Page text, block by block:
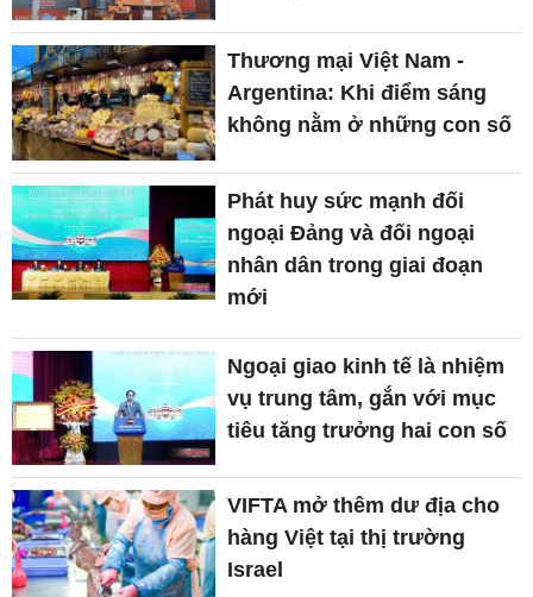
Thương mại Việt Nam -
Argentina: Khi điểm sáng
không nằm ở những con số
Phát huy sức mạnh đối
ngoại Đảng và đối ngoại
nhân dân trong giai đoạn
mới
Ngoại giao kinh tế là nhiệm
vụ trung tâm, gắn với mục
tiêu tăng trưởng hai con số
VIFTA mở thêm dư địa cho
hàng Việt tại thị trường
Israel